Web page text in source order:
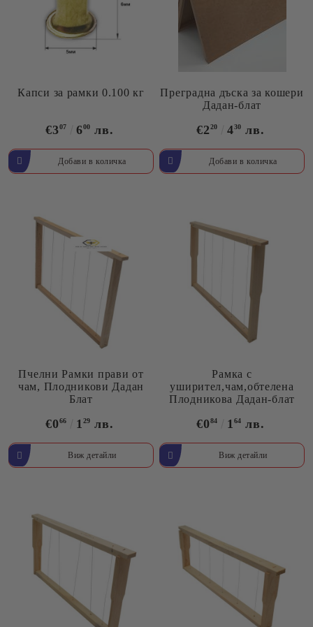
Капси за рамки 0.100 кг
€307 600 лв.
Преградна дъска за кошери
Дадан-блат
€220 430 лв.
Пчелни Рамки прави от
чам, Плодникови Дадан
Блат
€066 129 лв.
Виж детайли
Рамка с
уширител,чам,обтелена
Плодникова Дадан-блат
€084 164 лв.
Виж детайли